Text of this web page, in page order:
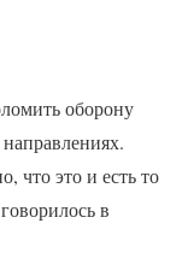
оборону
что это и есть то
в